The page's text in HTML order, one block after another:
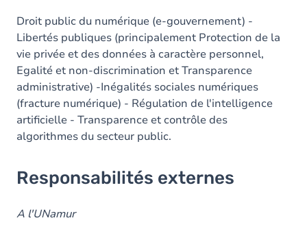
Droit public du numérique (e-gouvernement) -
Libertés publiques (principalement Protection de la
vie privée et des données à caractère personnel,
Egalité et non-discrimination et Transparence
administrative) -Inégalités sociales numériques
(fracture numérique) - Régulation de l'intelligence
artificielle - Transparence et contrôle des
algorithmes du secteur public.
Responsabilités externes
A l'UNamur